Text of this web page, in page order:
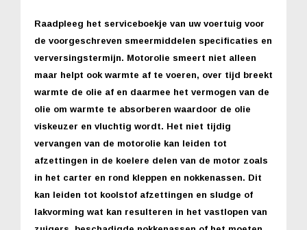
Raadpleeg het serviceboekje van uw voertuig voor
de voorgeschreven smeermiddelen specificaties en
verversingstermijn. Motorolie smeert niet alleen
maar helpt ook warmte af te voeren, over tijd breekt
warmte de olie af en daarmee het vermogen van de
olie om warmte te absorberen waardoor de olie
viskeuzer en vluchtig wordt. Het niet tijdig
vervangen van de motorolie kan leiden tot
afzettingen in de koelere delen van de motor zoals
in het carter en rond kleppen en nokkenassen. Dit
kan leiden tot koolstof afzettingen en sludge of
lakvorming wat kan resulteren in het vastlopen van